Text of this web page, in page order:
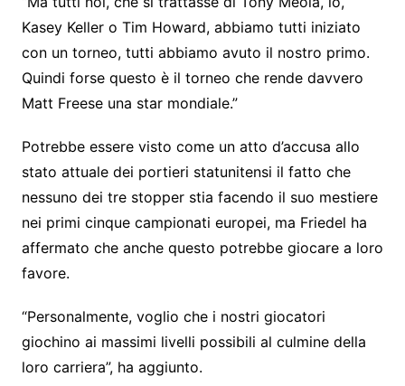
Kasey Keller o Tim Howard, abbiamo tutti iniziato
con un torneo, tutti abbiamo avuto il nostro primo.
Quindi forse questo è il torneo che rende davvero
Matt Freese una star mondiale.”
Potrebbe essere visto come un atto d’accusa allo
stato attuale dei portieri statunitensi il fatto che
nessuno dei tre stopper stia facendo il suo mestiere
nei primi cinque campionati europei, ma Friedel ha
affermato che anche questo potrebbe giocare a loro
favore.
“Personalmente, voglio che i nostri giocatori
giochino ai massimi livelli possibili al culmine della
loro carriera”, ha aggiunto.